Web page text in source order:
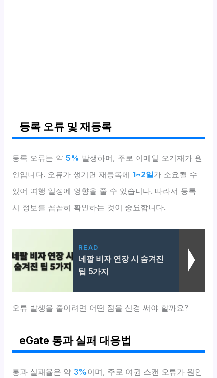
등록 오류 및 재등록
등록 오류는 약5% 발생하며, 주로 이메일 오기재가 원
인입니다. 오류가 생기면 재등록에 1~2일가 소요될 수
있어 여행 일정에 영향을 줄 수 있습니다. 따라서 등록
시 정보를 꼼꼼히 확인하는 것이 중요합니다.
READ
네팔 비자 연장 시 숨겨진
팁 5가지
오류 발생을 줄이려면 어떤 점을 신경 써야 할까요?
eGate 통과 실패 대응법
통과 실패율은 약 3%이며, 주로 여권 스캔 오류가 원인